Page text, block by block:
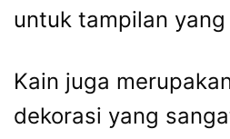
untuk tampilan
Kain juga
dekorasi yang